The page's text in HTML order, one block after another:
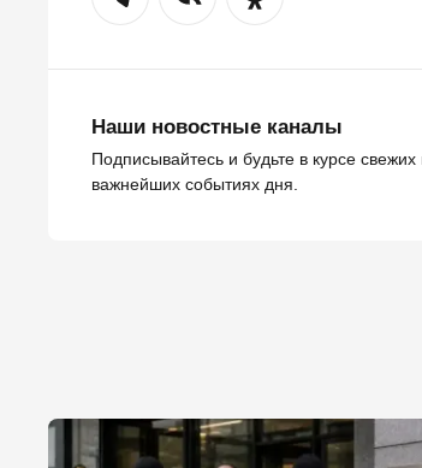
Наши новостные каналы
Подписывайтесь и будьте в курсе свежих
важнейших событиях дня.